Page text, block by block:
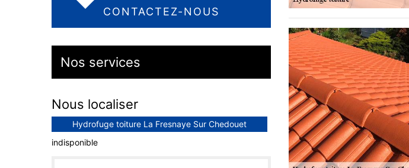
CONTACTEZ-NOUS
Nos services
Nous localiser
Hydrofuge toiture La Fresnaye Sur Chedouet
indisponible